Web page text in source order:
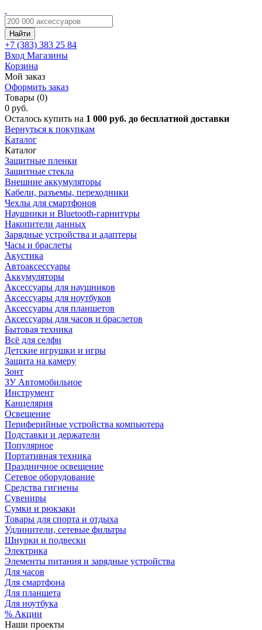
Найти
+7 (383) 383 25 84
Вход Магазины
Корзина
Мой заказ
Оформить заказ
Товары (0)
0 руб.
Осталось купить на 1 000 руб. до бесплатной доставки
Вернуться к покупкам
Каталог
Каталог
Защитные пленки
Защитные стекла
Внешние аккумуляторы
Кабели, разъемы, переходники
Чехлы для смартфонов
Наушники и Bluetooth-гарнитуры
Накопители данных
Зарядные устройства и адаптеры
Часы и браслеты
Акустика
Автоаксессуары
Аккумуляторы
Аксессуары для наушников
Аксессуары для ноутбуков
Аксессуары для планшетов
Аксессуары для часов и браслетов
Бытовая техника
Всё для селфи
Детские игрушки и игры
Защита на камеру
Зонт
ЗУ Автомобильное
Инструмент
Канцелярия
Освещение
Периферийные устройства компьютера
Подставки и держатели
Популярное
Портативная техника
Праздничное освещение
Сетевое оборудование
Средства гигиены
Сувениры
Сумки и рюкзаки
Товары для спорта и отдыха
Удлинители, сетевые фильтры
Шнурки и подвески
Электрика
Элементы питания и зарядные устройства
Для часов
Для смартфона
Для планшета
Для ноутбука
% Акции
Наши проекты